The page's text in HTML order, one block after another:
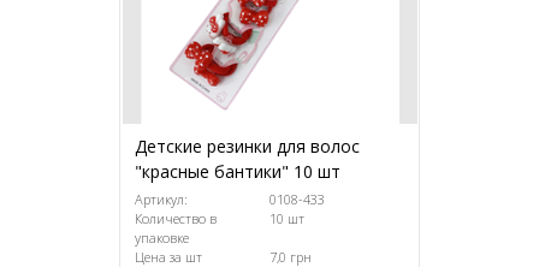
Детские резинки для волос
"красные бантики" 10 шт
Артикул:
0108-433
Количество в
упаковке
10 шт
Цена за шт 7,0 грн